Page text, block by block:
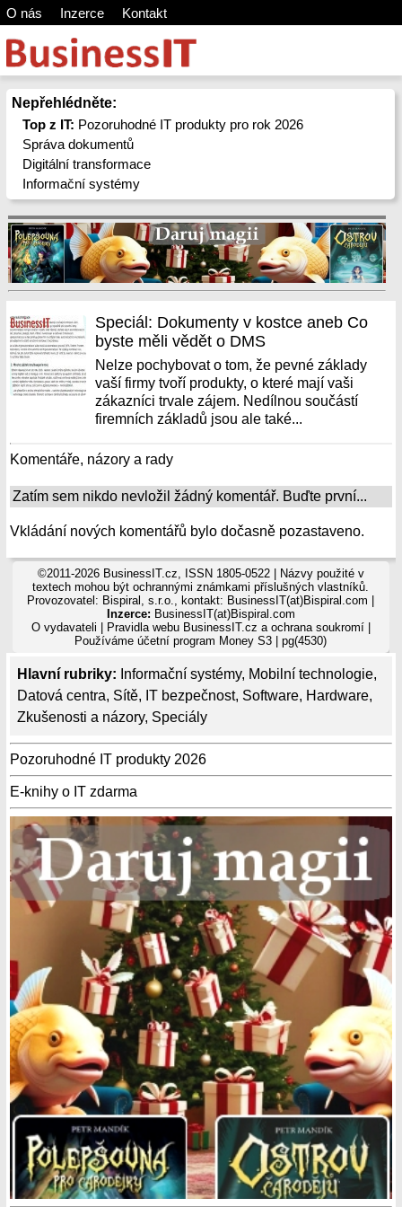
O nás Inzerce Kontakt
Nepřehlédněte:
Top z IT: Pozoruhodné IT produkty pro rok 2026
Správa dokumentů
Digitální transformace
Informační systémy
Hlavní rubriky: Informační systémy, Mobilní technologie,
Datová centra, Sítě, IT bezpečnost, Software, Hardware,
Zkušenosti a názory, Speciály
Pozoruhodné IT produkty 2026
E-knihy o IT zdarma
Speciál: Dokumenty v kostce aneb Co
byste měli vědět o DMS
Nelze pochybovat o tom, že pevné základy
vaší firmy tvoří produkty, o které mají vaši
zákazníci trvale zájem. Nedílnou součástí
firemních základů jsou ale také...
Komentáře, názory a rady
Zatím sem nikdo nevložil žádný komentář. Buďte první...
Vkládání nových komentářů bylo dočasně pozastaveno.
©2011-2026 BusinessIT.cz, ISSN 1805-0522 | Názvy použité v
textech mohou být ochrannými známkami příslušných vlastníků.
Provozovatel: Bispiral, s.r.o., kontakt: BusinessIT(at)Bispiral.com |
Inzerce: BusinessIT(at)Bispiral.com
O vydavateli
Pravidla webu BusinessIT.cz a ochrana soukromí|
Používámeúčetní program Money S3 | pg(4530)